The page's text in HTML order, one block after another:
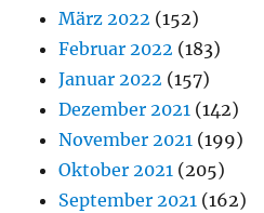
März 2022 (152)
Februar 2022 (183)
Januar 2022 (157)
Dezember 2021 (142)
November 2021 (199)
Oktober 2021 (205)
September 2021 (162)